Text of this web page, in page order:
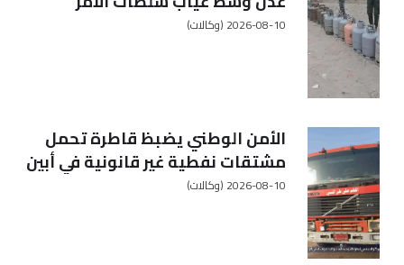
الواقع وغياب الحلول
2026-08-10 (وكالات)
الأمن الوطني يضبظ قاطرة تحمل
مشتقات نفطية غير قانونية في أبين
2026-08-10 (وكالات)